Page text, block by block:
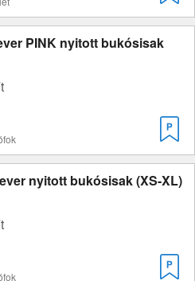
PINK nyitott bukósisak
nyitott bukósisak (XS-XL)